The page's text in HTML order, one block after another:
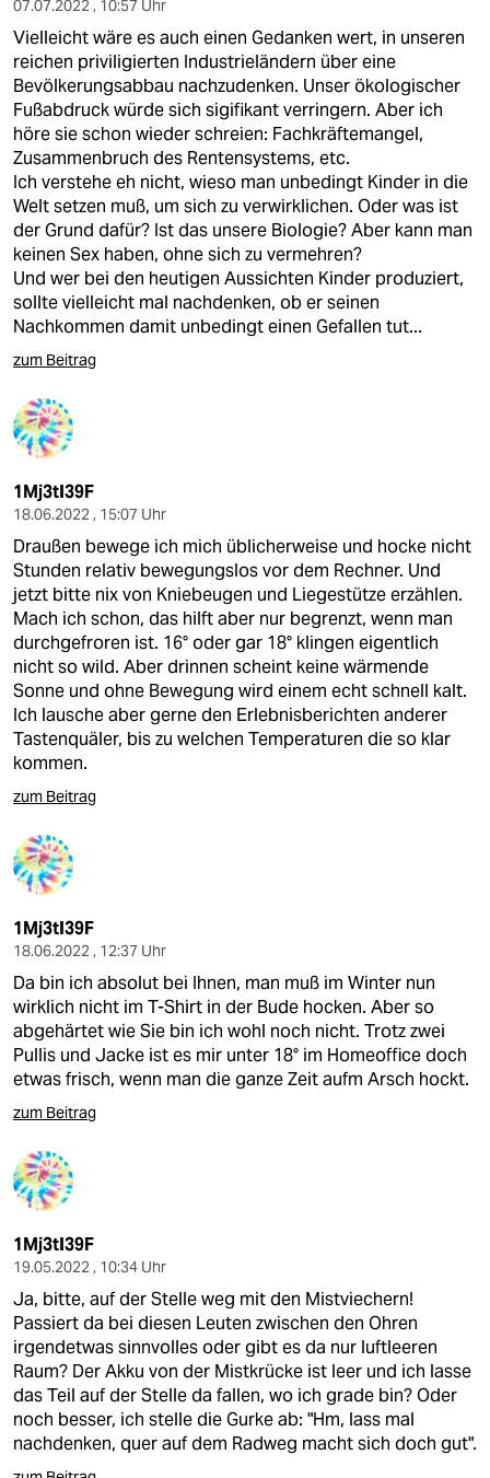
07.07.2022 , 10:57 Uhr
Vielleicht wäre es auch einen Gedanken wert, in unseren
reichen priviligierten Industrieländern über eine
Bevölkerungsabbau nachzudenken. Unser ökologischer
Fußabdruck würde sich sigifikant verringern. Aber ich
höre sie schon wieder schreien: Fachkräftemangel,
Zusammenbruch des Rentensystems, etc.
Ich verstehe eh nicht, wieso man unbedingt Kinder in die
Welt setzen muß, um sich zu verwirklichen. Oder was ist
der Grund dafür? Ist das unsere Biologie? Aber kann man
keinen Sex haben, ohne sich zu vermehren?
Und wer bei den heutigen Aussichten Kinder produziert,
sollte vielleicht mal nachdenken, ob er seinen
Nachkommen damit unbedingt einen Gefallen tut...
zum Beitrag
1Mj3tI39F
18.06.2022 , 15:07 Uhr
Draußen bewege ich mich üblicherweise und hocke nicht
Stunden relativ bewegungslos vor dem Rechner. Und
jetzt bitte nix von Kniebeugen und Liegestütze erzählen.
Mach ich schon, das hilft aber nur begrenzt, wenn man
durchgefroren ist. 16° oder gar 18° klingen eigentlich
nicht so wild. Aber drinnen scheint keine wärmende
Sonne und ohne Bewegung wird einem echt schnell kalt.
Ich lausche aber gerne den Erlebnisberichten anderer
Tastenquäler, bis zu welchen Temperaturen die so klar
kommen.
zum Beitrag
1Mj3tI39F
18.06.2022 , 12:37 Uhr
Da bin ich absolut bei Ihnen, man muß im Winter nun
wirklich nicht im T-Shirt in der Bude hocken. Aber so
abgehärtet wie Sie bin ich wohl noch nicht. Trotz zwei
Pullis und Jacke ist es mir unter 18° im Homeoffice doch
etwas frisch, wenn man die ganze Zeit aufm Arsch hockt.
zum Beitrag
1Mj3tI39F
19.05.2022 , 10:34 Uhr
Ja, bitte, auf der Stelle weg mit den Mistviechern!
Passiert da bei diesen Leuten zwischen den Ohren
irgendetwas sinnvolles oder gibt es da nur luftleeren
Raum? Der Akku von der Mistkrücke ist leer und ich lasse
das Teil auf der Stelle da fallen, wo ich grade bin? Oder
noch besser, ich stelle die Gurke ab: "Hm, lass mal
nachdenken, quer auf dem Radweg macht sich doch gut".